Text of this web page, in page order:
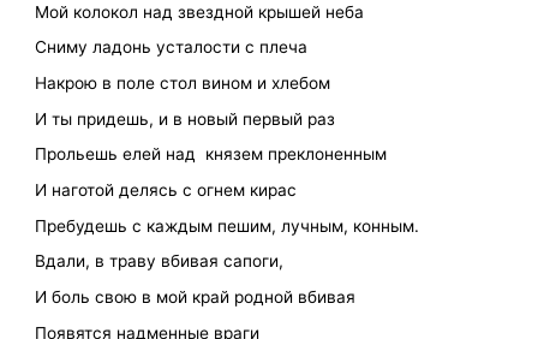
Мой колокол над звездной крышей неба
Сниму ладонь усталости с плеча
Накрою в поле стол вином и хлебом
И ты придешь, и в новый первый раз
Прольешь елей над
князем преклоненным
И наготой делясь с огнем кирас
Пребудешь с каждым пешим, лучным, конным.
Вдали, в траву вбивая сапоги,
И боль свою в мой край родной вбивая
Появятся надменные враги